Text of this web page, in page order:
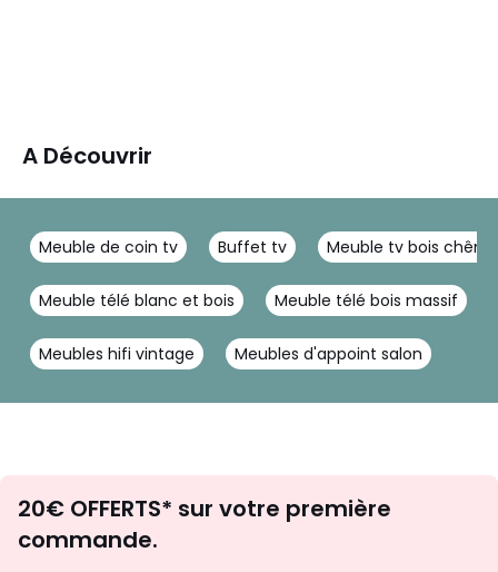
A Découvrir
Meuble de coin tv Buffet tv Meuble tv bois chêne
Meuble télé blanc et bois Meuble télé bois massif
Meubles hifi vintage Meubles d'appoint salon
d'inspirations
20€ OFFERTS* sur votre première
commande.